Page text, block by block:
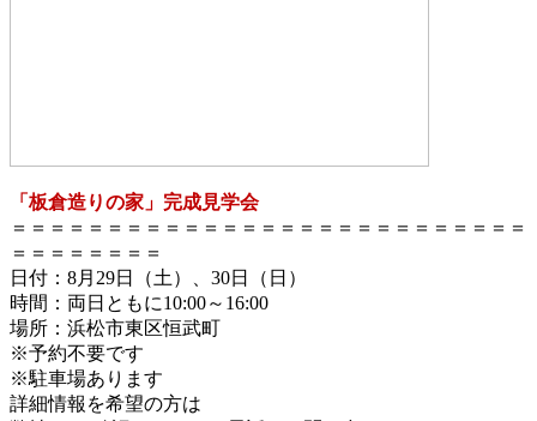
「板倉造りの家」完成見学会
＝＝＝＝＝＝＝＝＝＝＝＝＝＝＝＝＝＝＝＝＝＝＝＝＝＝＝
＝＝＝＝＝＝＝＝
日付：8月29日（土）、30日（日）
時間：両日ともに10:00～16:00
場所：浜松市東区恒武町
※予約不要です
※駐車場あります
詳細情報を希望の方は